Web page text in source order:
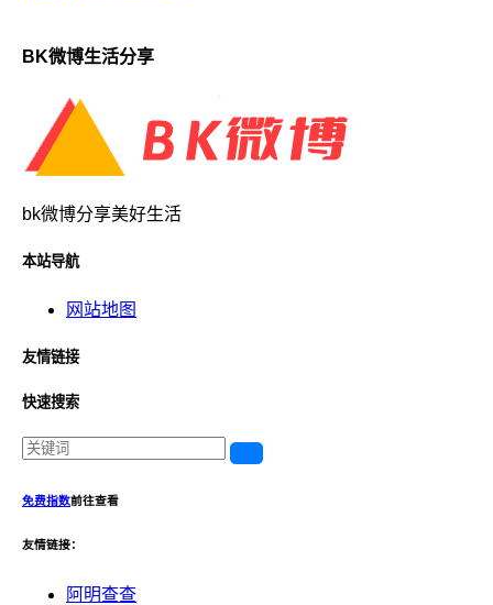
BK微博生活分享
bk微博分享美好生活
本站导航
网站地图
友情链接
快速搜索
免费指数前往查看
友情链接：
阿明查查